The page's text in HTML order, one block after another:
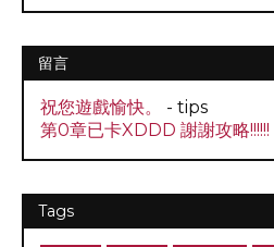
留言
祝您遊戲愉快。
- tips
第0章已卡XDDD 謝謝攻略!!!!!!
Tags